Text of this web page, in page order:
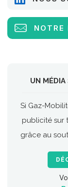
NOTRE
UN MÉDIA
Si Gaz-
publicité sur
grâce au